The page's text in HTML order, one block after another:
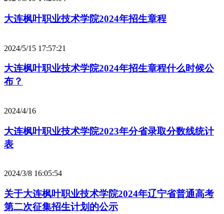
大连枫叶职业技术学院2024年招生章程
2024/5/15 17:57:21
大连枫叶职业技术学院2024年招生章程什么时候公
布？
2024/4/16
大连枫叶职业技术学院2023年分省录取分数线统计
表
2024/3/8 16:05:54
关于大连枫叶职业技术学院2024年辽宁省普通高考
第二次征集招生计划的公示